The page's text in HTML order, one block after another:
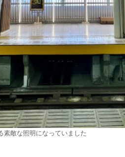
素敵な照明になっていました